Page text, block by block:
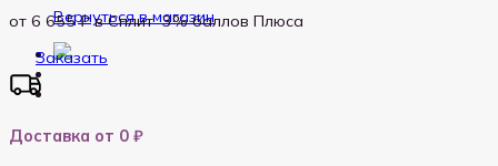
Вернуться в магазин
от 6 655 ₽в Сплит 3%баллов Плюса
Заказать
Доставка от 0 ₽